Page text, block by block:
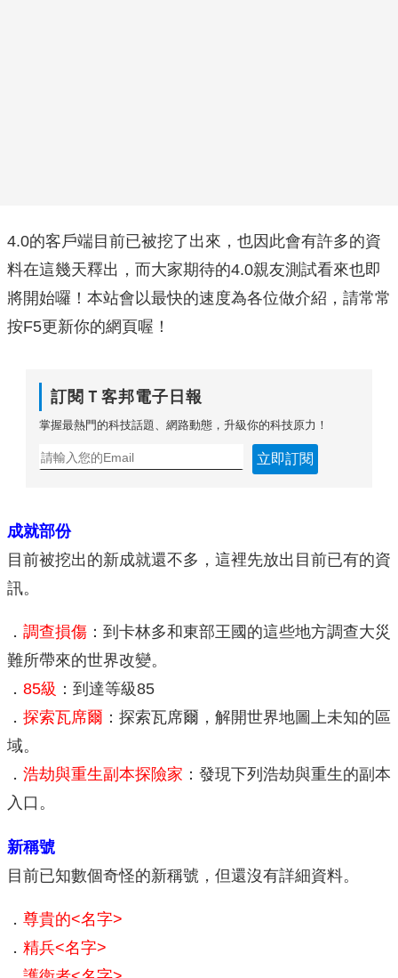
4.0的客戶端目前已被挖了出來，也因此會有許多的資
料在這幾天釋出，而大家期待的4.0親友測試看來也即
將開始囉！本站會以最快的速度為各位做介紹，請常常
按F5更新你的網頁喔！
訂閱Ｔ客邦電子日報
掌握最熱門的科技話題、網路動態，升級你的科技原力！
立即訂閱
成就部份
目前被挖出的新成就還不多，這裡先放出目前已有的資
訊。
． 調查損傷 ：到卡林多和東部王國的這些地方調查大災
難所帶來的世界改變。
． 85級 ：到達等級85
． 探索瓦席爾 ：探索瓦席爾，解開世界地圖上未知的區
域。
． 浩劫與重生副本探險家 ：發現下列浩劫與重生的副本
入口。
新稱號
目前已知數個奇怪的新稱號，但還沒有詳細資料。
． 尊貴的<名字>
． 精兵<名字>